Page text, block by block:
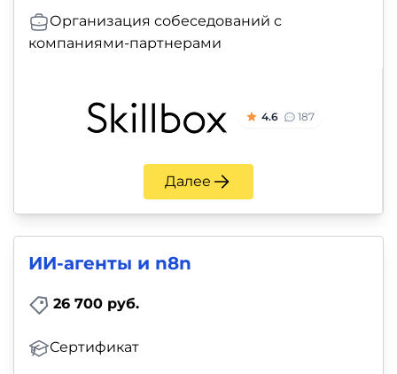
Организация собеседований с
компаниями-партнерами
4.6 187
Далее
ИИ-агенты и n8n
26 700 руб.
Сертификат
Красота,
здоровье,
Психология
саморазвитие
Прочее
Репетиторы
Тесты
на